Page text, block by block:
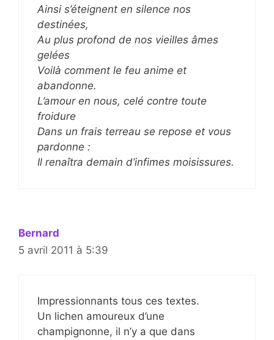
Ainsi s’éteignent en silence nos
destinées,
Au plus profond de nos vieilles âmes
gelées
Voilà comment le feu anime et
abandonne.
L’amour en nous, celé contre toute
froidure
Dans un frais terreau se repose et vous
pardonne :
Il renaîtra demain d’infimes moisissures.
Bernard
5 avril 2011 à 5:39
Impressionnants tous ces textes.
Un lichen amoureux d’une
champignonne, il n’y a que dans